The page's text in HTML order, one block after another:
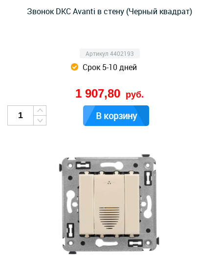
Звонок DKC Avanti в стену (Черный квадрат)
Артикул 4402193
Срок 5-10 дней
1 907,80 руб.
В корзину